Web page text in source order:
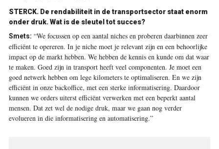
STERCK. De rendabiliteit in de transportsector staat enorm
onder druk. Wat is de sleutel tot succes?
Smets: “We focussen op een aantal niches en proberen daarbinnen zeer
efficiënt te opereren. In je niche moet je relevant zijn en een behoorlijke
impact op de markt hebben. We hebben de ­kennis en kunde om dat waar
te maken. Goed zijn in transport heeft veel componenten. Je moet een
goed netwerk hebben om lege kilometers te optimaliseren. En we zijn
efficiënt in onze backoffice, met een sterke informatisering. Daardoor
kunnen we orders uiterst efficiënt verwerken met een beperkt aantal
mensen. Dat zet wel de nodige druk, maar we gaan nog verder
evolueren in die informatisering en automatisering.”